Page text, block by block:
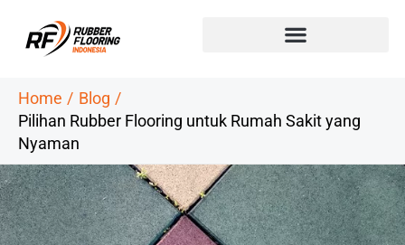
Home
Blog
Pilihan Rubber Flooring untuk Rumah Sakit yang
Nyaman